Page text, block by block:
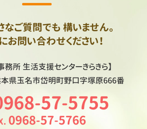
なご質問でも 構いません。
お問い合わせください！
務所 生活支援センターきらきら】
県玉名市岱明町野口字塚原666番
57-5755
0968-57-5766